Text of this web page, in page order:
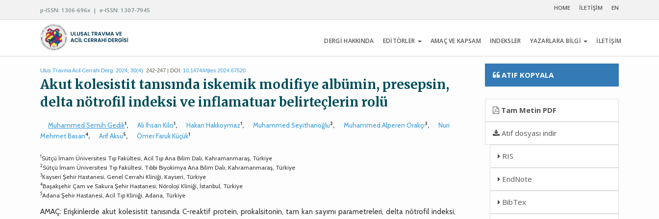
p-ISSN: 1306-696x | e-ISSN: 1307-7945 HOME İLETİŞİM EN
DERGİ HAKKINDA EDİTÖRLER AMAÇ VE KAPSAM İNDEKSLER YAZARLARA BİLGİ İLETİŞİM
Ulus Travma Acil Cerrahi Derg. 2024; 30(4): 242-247 | DOI: 10.14744/tjtes.2024.67520
Akut kolesistit tanısında iskemik modifiye albümin, presepsin,
delta nötrofil indeksi ve inflamatuar belirteçlerin rolü
Muhammed Semih Gedik1, Ali Ihsan Kilci1, Hakan Hakkoymaz1, Muhammed Seyithanoğlu2, Muhammed Alperen Orakçı3,
Nuri
Mehmet Basan4, Arif Aksu5, Ömer Faruk Küçük1
1Sütçü İmam Üniversitesi Tıp Fakültesi, Acil Tıp Ana Bilim Dalı, Kahramanmaraş, Türkiye
2Sütçü İmam Üniversitesi Tıp Fakültesi, Tıbbi Biyokimya Ana Bilim Dalı, Kahramanmaraş, Türkiye
3Kayseri Şehir Hastanesi, Genel Cerrahi Kliniği, Kayseri, Türkiye
4Başakşehir Çam ve Sakura Şehir Hastanesi, Nöroloji Kliniği, İstanbul, Türkiye
5Adana Şehir Hastanesi, Acil Tıp Kliniği, Adana, Türkiye
AMAÇ: Erişkinlerde akut kolesistit tanısında C-reaktif protein, prokalsitonin, tam kan sayımı parametreleri, delta nötrofil indeksi,
ATIF KOPYALA
Tam Metin PDF
Atıf dosyası indir
RIS
EndNote
BibTex